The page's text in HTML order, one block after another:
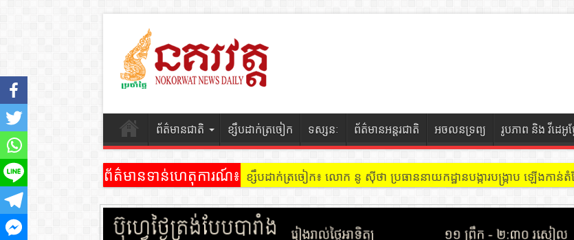
ព័ត៌មានជាតិ ខ្សឹបដាក់ត្រចៀក ទស្សនៈ ព័ត៌មានអន្តរជាតិ អចលនទ្រព្យ រូបភាព និង វីដេអូប្
ព័ត៌មានទាន់ហេតុការណ៍៖ ខ្សឹបដាក់ត្រចៀក ៖ អគារ Sky 31 នៅខណ្ឌទួលគោក មានអ្នកជួលបន្ទប់បើ